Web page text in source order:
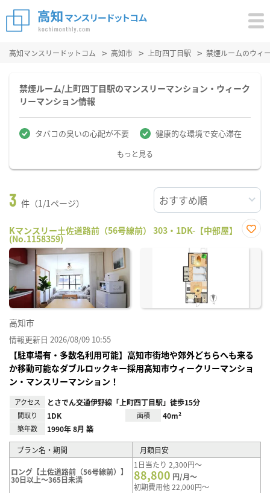
高知マンスリードットコム 高知市 上町四丁目駅 禁煙ルームのウィ
禁煙ルーム/上町四丁目駅のマンスリーマンション・ウィーク
リーマンション情報
タバコの臭いの心配が不要 健康的な環境で安心滞在
もっと見る
3 件（1/1ページ）
Kマンスリー土佐道路前（56号線前） 303・1DK-【中部屋】
(No.1158359)
に入
高知市
情報更新日 2026/08/09 10:55
【駐車場有・多数名利用可能】高知市街地や郊外どちらへも来る
か移動可能なダブルロックキー採用高知市ウィークリーマンショ
ン・マンスリーマンション！
アクセス とさでん交通伊野線「上町四丁目駅」徒歩15分
間取り 1DK 面積 40m²
築年数 1990年 8月 築
プラン名・期間 月額目安
ロング【土佐道路前（56号線前）】
30日以上～365日未満
1日当たり 2,300円～
88,800 円/月～
初期費用他 22,000円～